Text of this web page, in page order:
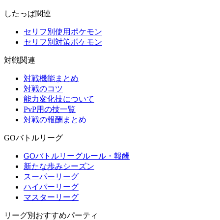
したっぱ関連
セリフ別使用ポケモン
セリフ別対策ポケモン
対戦関連
対戦機能まとめ
対戦のコツ
能力変化技について
PvP用の技一覧
対戦の報酬まとめ
GOバトルリーグ
GOバトルリーグルール・報酬
新たな歩みシーズン
スーパーリーグ
ハイパーリーグ
マスターリーグ
リーグ別おすすめパーティ